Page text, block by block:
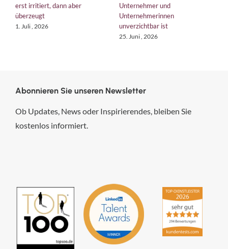
erst irritiert, dann aber
überzeugt
1. Juli , 2026
Unternehmer und
Unternehmerinnen
unverzichtbar ist
25. Juni , 2026
Abonnieren Sie unseren Newsletter
Ob Updates, News oder Inspirierendes, bleiben Sie
kostenlos informiert.